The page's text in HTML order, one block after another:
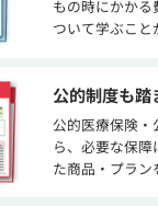
もの時にかか
ついて学ぶこと
公的制度も踏
公的医療保険
ら、必要な保
た商品・プラン